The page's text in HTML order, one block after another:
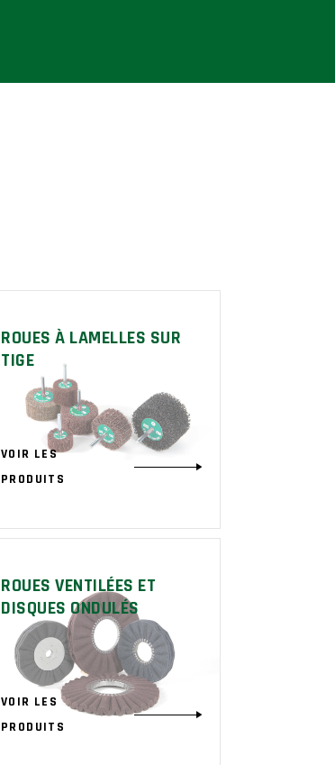
ROUES À LAMELLES SUR
TIGE
VOIR LES
PRODUITS
ROUES VENTILÉES ET
DISQUES ONDULÉS
VOIR LES
PRODUITS